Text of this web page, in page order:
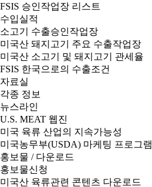
FSIS 승인작업장 리스트
수입실적
소고기 수출승인작업장
미국산 돼지고기 주요 수출작업장
미국산 소고기 및 돼지고기 관세율
FSIS 한국으로의 수출조건
자료실
각종 정보
뉴스라인
U.S. MEAT 웹진
미국 육류 산업의 지속가능성
미국농무부(USDA) 마케팅 프로그램
홍보물 / 다운로드
홍보물신청
미국산 육류관련 콘텐츠 다운로드